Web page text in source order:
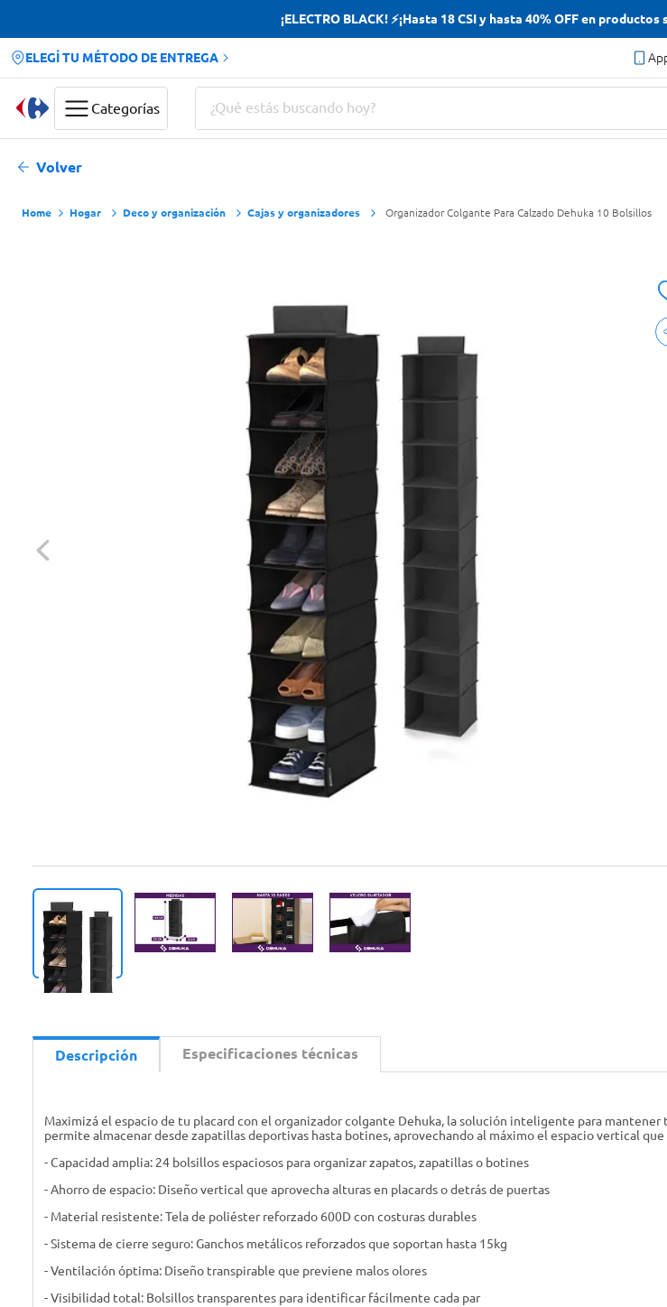
¡ELECTRO BLACK! ⚡¡Hasta 18 CSI y hasta 40% OFF en productos
ELEGÍ TU MÉTODO DE ENTREGA
Categorías
¿Qué estás buscando hoy?
Volver
Hogar Deco y organización Cajas y organizadores Organizador Colgante Para Calzado Dehuka 10 Bolsillos
Descripción Especificaciones técnicas
Maximizá el espacio de tu placard con el organizador colgante Dehuka, la solución inteligente para
permite almacenar desde zapatillas deportivas hasta botines, aprovechando al máximo el espacio vertical
- Capacidad amplia: 24 bolsillos espaciosos para organizar zapatos, zapatillas o botines
- Ahorro de espacio: Diseño vertical que aprovecha alturas en placards o detrás de puertas
- Material resistente: Tela de poliéster reforzado 600D con costuras durables
- Sistema de cierre seguro: Ganchos metálicos reforzados que soportan hasta 15kg
- Ventilación óptima: Diseño transpirable que previene malos olores
- Visibilidad total: Bolsillos transparentes para identificar fácilmente cada par
Términos más buscados